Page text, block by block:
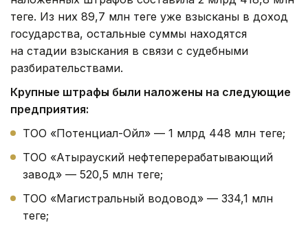
теңге. Из них 89,7 млн теңге уже взысканы в доход
государства, остальные суммы находятся
на стадии взыскания в связи с судебными
разбирательствами.
Крупные штрафы были наложены на следующие
предприятия:
ТОО «Потенциал-Ойл» — 1 млрд 448 млн теңге;
ТОО «Атырауский нефтеперерабатывающий
завод» — 520,5 млн теңге;
ТОО «Магистральный водовод» — 334,1 млн
теңге;